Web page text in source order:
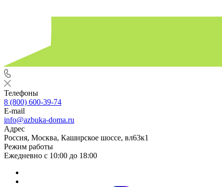
Телефоны
8 (800) 600-39-74
E-mail
info@azbuka-doma.ru
Адрес
Россия, Москва, Каширское шоссе, вл63к1
Режим работы
Ежедневно с 10:00 до 18:00